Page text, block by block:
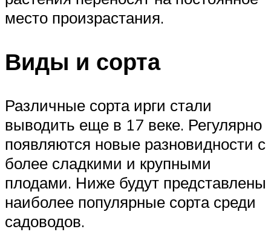
место произрастания.
Виды и сорта
Различные сорта ирги стали
выводить еще в 17 веке. Регулярно
появляются новые разновидности с
более сладкими и крупными
плодами. Ниже будут представлены
наиболее популярные сорта среди
садоводов.